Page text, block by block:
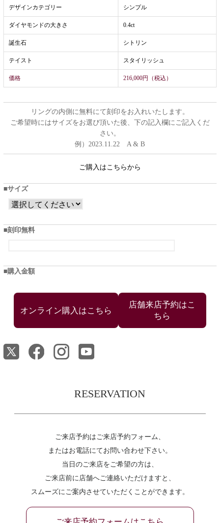
デザインカテゴリー シンプル
ダイヤモンドの大きさ 0.4ct
誕生石 シトリン
テイスト スタイリッシュ
価格 216,000円（税込）
リングの内側に無料にて刻印をお入れいたします。
ご希望時にはサイズをお選び頂いた後、下の記入欄にご記入くだ
さい。
例）2023.11.22 A & B
ご購入はこちらから
サイズ
刻印無料
購入金額
店舗来店予約はこ
ちら
RESERVATION
ご来店予約はご来店予約フォーム、
またはお電話にてお問い合わせ下さい。
当日のご来店をご希望の方は、
ご来店前に店舗へご連絡いただけますと、
スムーズにご案内させていただくことができます。